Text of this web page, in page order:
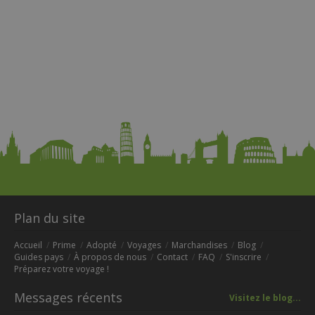
Plan du site
Accueil Prime Adopté Voyages Marchandises
Blog
Guides pays
À propos de nous Contact FAQ
S'inscrire
Préparez votre voyage !
Messages récents Visitez le blog...